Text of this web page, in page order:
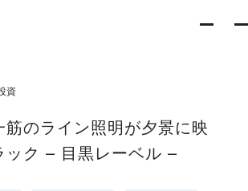
資
筋のライン照明が夕景に映
ック – 目黒レーベル –